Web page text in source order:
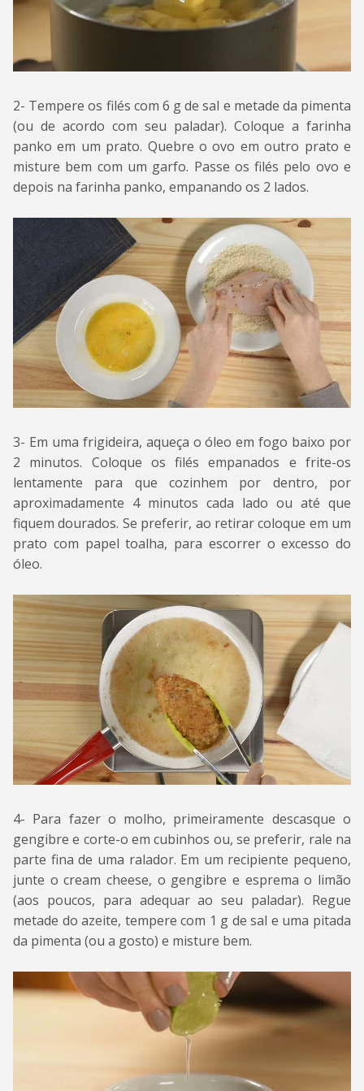
2- Tempere os filés com 6 g de sal e metade da pimenta
(ou de acordo com seu paladar). Coloque a farinha
panko em um prato. Quebre o ovo em outro prato e
misture bem com um garfo. Passe os filés pelo ovo e
depois na farinha panko, empanando os 2 lados.
3- Em uma frigideira, aqueça o óleo em fogo baixo por
2 minutos. Coloque os filés empanados e frite-os
lentamente para que cozinhem por dentro, por
aproximadamente 4 minutos cada lado ou até que
fiquem dourados. Se preferir, ao retirar coloque em um
prato com papel toalha, para escorrer o excesso do
óleo.
4- Para fazer o molho, primeiramente descasque o
gengibre e corte-o em cubinhos ou, se preferir, rale na
parte fina de uma ralador. Em um recipiente pequeno,
junte o cream cheese, o gengibre e esprema o limão
(aos poucos, para adequar ao seu paladar). Regue
metade do azeite, tempere com 1 g de sal e uma pitada
da pimenta (ou a gosto) e misture bem.